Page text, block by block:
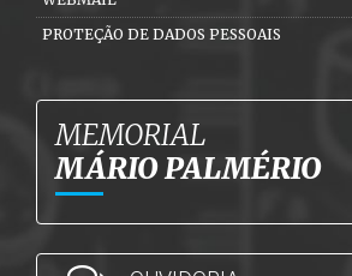
PROTEÇÃO DE DADOS PESSOAIS
MEMORIAL
MÁRIO PALMÉRIO